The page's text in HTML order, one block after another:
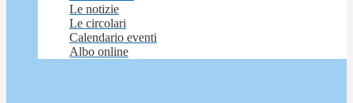
Le notizie
Le circolari
Calendario eventi
Albo online